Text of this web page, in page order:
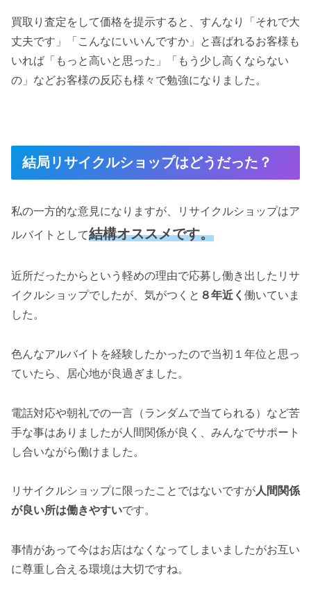
買取り査定をして価格を提示すると、すんなり「それで大
丈夫です」「こんなにいいんですか」と喜ばれるお客様も
いれば「もっと高いと思った」「もう少し高くならない
の」などお客様の反応も様々で勉強になりました。
結局リサイクルショップはどうだった？
私の一方的な意見になりますが、リサイクルショップはア
ルバイトとして結構オススメです。
近所だったからという軽めの理由で応募し働き出したリサ
イクルショップでしたが、気がつくと ８年近く 働いていま
した。
色んなアルバイトを経験したかったので当初１年位と思っ
ていたら、居心地が良過ぎました。
電話対応や朝礼での一言（ランダムで当てられる）など苦
手な事はありましたが人間関係が良く、みんなでサポート
し合いながら働けました。
リサイクルショップに限ったことではないですが人間関係
が良い所は働きやすいです。
事情があって今はお店はなくなってしまいましたがお互い
に尊重し合える環境は大切ですね。